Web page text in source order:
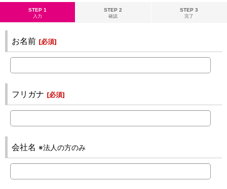
STEP 1
入力
STEP 2
確認
STEP 3
完了
お名前 [必須]
フリガナ [必須]
会社名 ※法人の方のみ